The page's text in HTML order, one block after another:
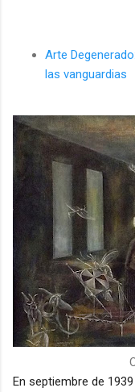
Arte
las vanguardias
En septiembre de